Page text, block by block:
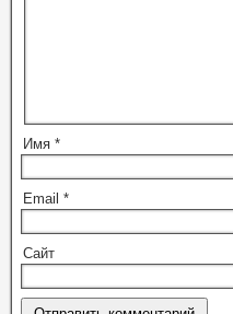
Имя *
Email *
Сайт